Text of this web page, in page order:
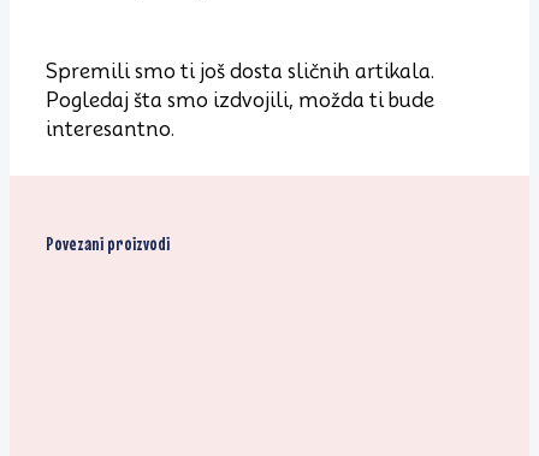
Spremili smo ti još dosta sličnih artikala.
Pogledaj šta smo izdvojili, možda ti bude
interesantno.
Povezani proizvodi